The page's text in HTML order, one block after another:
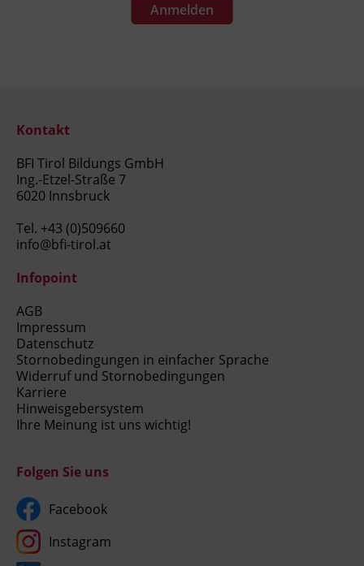
Anmelden
Kontakt
BFI Tirol Bildungs GmbH
Ing.-Etzel-Straße 7
6020 Innsbruck
Tel. +43 (0)509660
info@bfi-tirol.at
Infopoint
AGB
Impressum
Datenschutz
Stornobedingungen in einfacher Sprache
Widerruf und Stornobedingungen
Karriere
Hinweisgebersystem
Ihre Meinung ist uns wichtig!
Folgen Sie uns
Facebook
Instagram